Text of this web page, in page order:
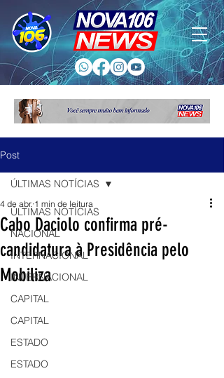
Post
ÚLTIMAS NOTÍCIAS
NACIONAL
INTERNACIONAL
INTERNACIONAL
CAPITAL
CAPITAL
ESTADO
ESTADO
ÚLTIMAS NOTÍCIAS
Cabo Daciolo confirma pré-
candidatura à Presidência pelo
Mobiliza
4 de abr. 1 min de leitura